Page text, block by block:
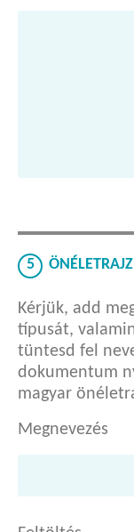
5
Kérjük, add
típusát,
tüntesd fel
dokumentum
magyar
Megnevezés